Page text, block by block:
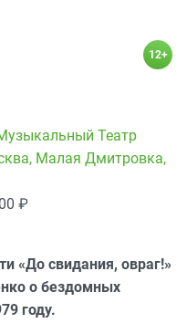
12+
Театр
Малая Дмитровка,
₽
«До свидания, овраг!»
о бездомных
году.